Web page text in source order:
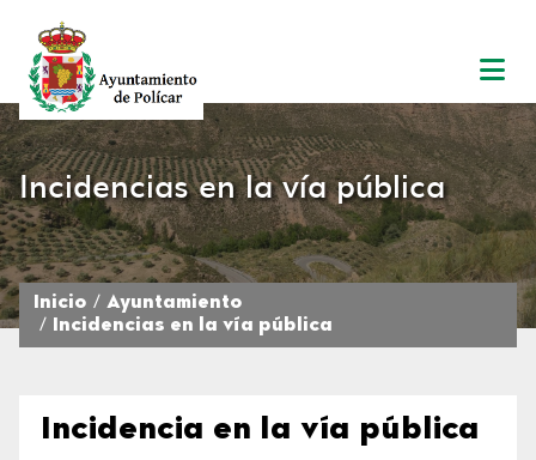
Incidencias en la vía pública
Inicio
Ayuntamiento
Incidencias en la vía pública
Incidencia en la vía pública